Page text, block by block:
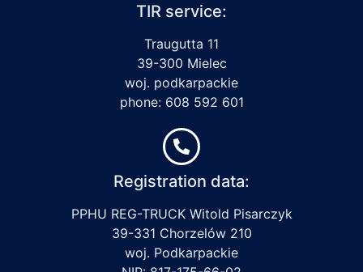
TIR service:
Traugutta 11
39-300 Mielec
woj. podkarpackie
phone: 608 592 601
Registration data:
PPHU REG-TRUCK Witold Pisarczyk
39-331 Chorzelów 210
woj. Podkarpackie